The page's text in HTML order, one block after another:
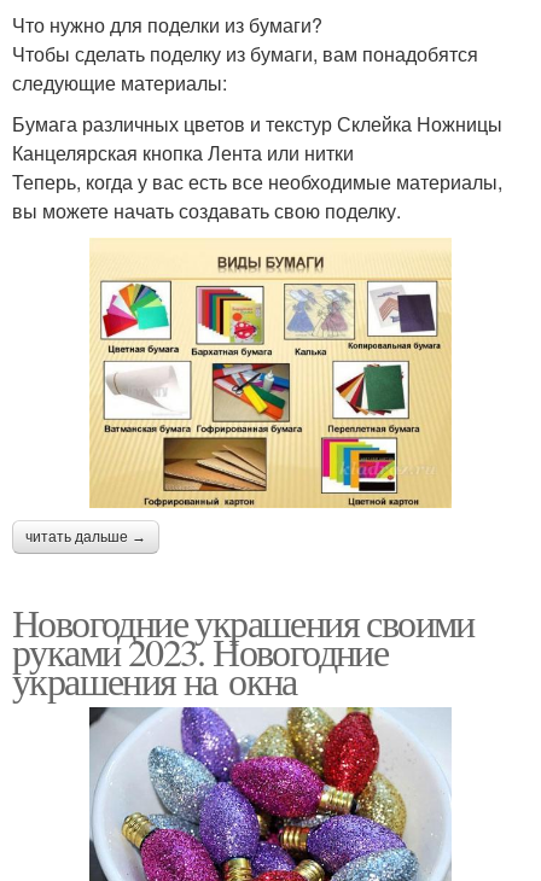
Что нужно для поделки из бумаги?
Чтобы сделать поделку из бумаги, вам понадобятся
следующие материалы:
Бумага различных цветов и текстур Склейка Ножницы
Канцелярская кнопка Лента или нитки
Теперь, когда у вас есть все необходимые материалы,
вы можете начать создавать свою поделку.
читать дальше →
Новогодние украшения своими
руками 2023. Новогодние
украшения на окна